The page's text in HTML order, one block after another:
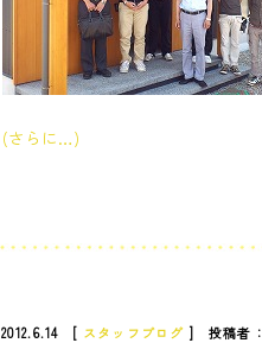
(さらに…)
2012.6.14 [ スタッフブログ] 投稿者：